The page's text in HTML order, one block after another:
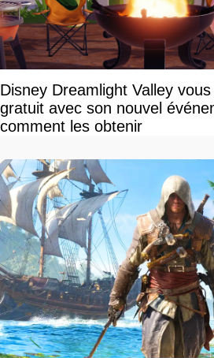
Disney Dreamlight Valley
gratuit avec son nouvel
comment les obtenir